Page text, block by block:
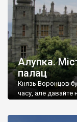
Алупка.
палац
Князь Воронцов
часу, але